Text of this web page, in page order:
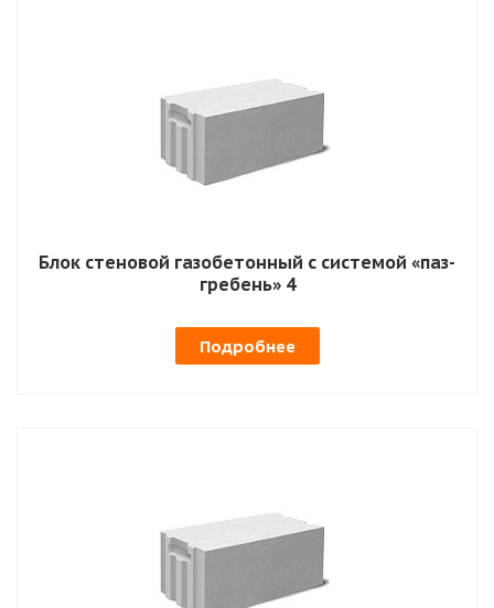
Блок стеновой газобетонный с системой «паз-
гребень» 4
Подробнее